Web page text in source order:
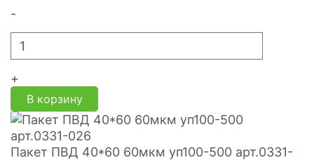
-
+
В корзину
Пакет ПВД 40*60 60мкм уп100-500 арт.0331-